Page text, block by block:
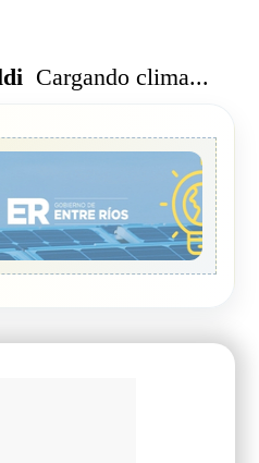
Cargando clima...